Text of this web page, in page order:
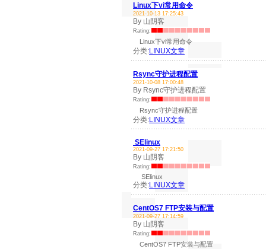
Linux下vi常用命令
2021-10-13 17:25:43
By 山阴客
Rating:
Linux下vi常用命令
分类:LINUX文章
Rsync守护进程配置
2021-10-08 17:00:48
By Rsync守护进程配置
Rating:
Rsync守护进程配置
分类:LINUX文章
SElinux
2021-09-27 17:21:50
By 山阴客
Rating:
SElinux
分类:LINUX文章
CentOS7 FTP安装与配置
2021-09-27 17:14:59
By 山阴客
Rating:
CentOS7 FTP安装与配置